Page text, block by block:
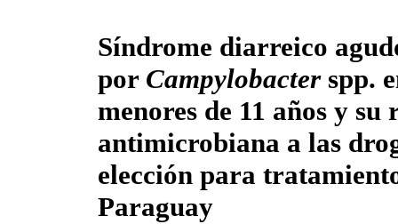
Síndrome diarreico
por Campylobacterspp.
menores de 11 años y su
antimicrobiana a las
elección para
Paraguay